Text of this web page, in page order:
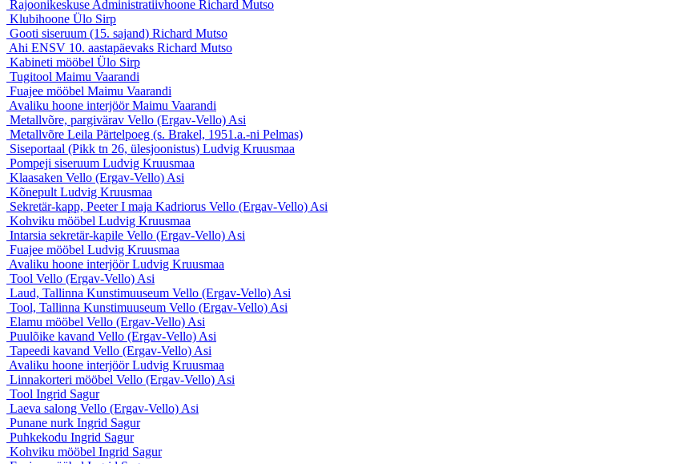
Rajoonikeskuse Administratiivhoone Richard Mutso
Klubihoone Ülo Sirp
Gooti siseruum (15. sajand) Richard Mutso
Ahi ENSV 10. aastapäevaks Richard Mutso
Kabineti mööbel Ülo Sirp
Tugitool Maimu Vaarandi
Fuajee mööbel Maimu Vaarandi
Avaliku hoone interjöörMaimu Vaarandi
Metallvõre, pargivärav Vello (Ergav-Vello) Asi
Metallvõre Leila Pärtelpoeg (s. Brakel, 1951.a.-ni Pelmas)
Siseportaal (Pikk tn 26, ülesjoonistus) Ludvig Kruusmaa
Pompeji siseruum Ludvig Kruusmaa
Klaasaken Vello (Ergav-Vello) Asi
Kõnepult Ludvig Kruusmaa
Sekretär-kapp, Peeter I maja Kadriorus Vello (Ergav-Vello) Asi
Kohviku mööbel Ludvig Kruusmaa
Intarsia sekretär-kapile Vello (Ergav-Vello) Asi
Fuajee mööbel Ludvig Kruusmaa
Avaliku hoone interjöörLudvig Kruusmaa
Tool Vello (Ergav-Vello) Asi
Laud, Tallinna Kunstimuuseum Vello (Ergav-Vello) Asi
Tool, Tallinna Kunstimuuseum Vello (Ergav-Vello) Asi
Elamu mööbel Vello (Ergav-Vello) Asi
Puulõike kavand Vello (Ergav-Vello) Asi
Tapeedi kavand Vello (Ergav-Vello) Asi
Avaliku hoone interjöörLudvig Kruusmaa
Linnakorteri mööbel Vello (Ergav-Vello) Asi
Tool Ingrid Sagur
Laeva salong Vello (Ergav-Vello) Asi
Punane nurk Ingrid Sagur
Puhkekodu Ingrid Sagur
Kohviku mööbel Ingrid Sagur